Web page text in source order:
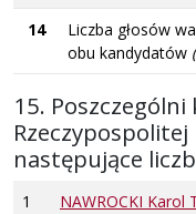
14
Liczba głosów
obu kandydatów
15.
następujące
1 NAWROCKI Karol